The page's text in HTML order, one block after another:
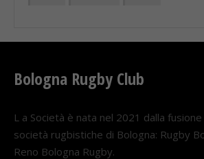
Bologna Rugby Club
L a Società è nata nel 2021 dalla
società rugbistiche di Bologna: Rugby
Reno Bologna Rugby.